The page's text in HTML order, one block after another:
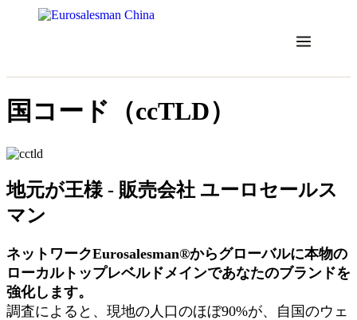
ツ
に
ス
ッ
プ
国コード（ccTLD）
地元が王様 - 販売会社 ユーロセールス
マン
ネットワークEurosalesman®からグローバルに本物の
ローカルトップレベルドメインであなたのブランドを
強化します。
調査によると、現地の人口のほぼ90%が、自国のウェ